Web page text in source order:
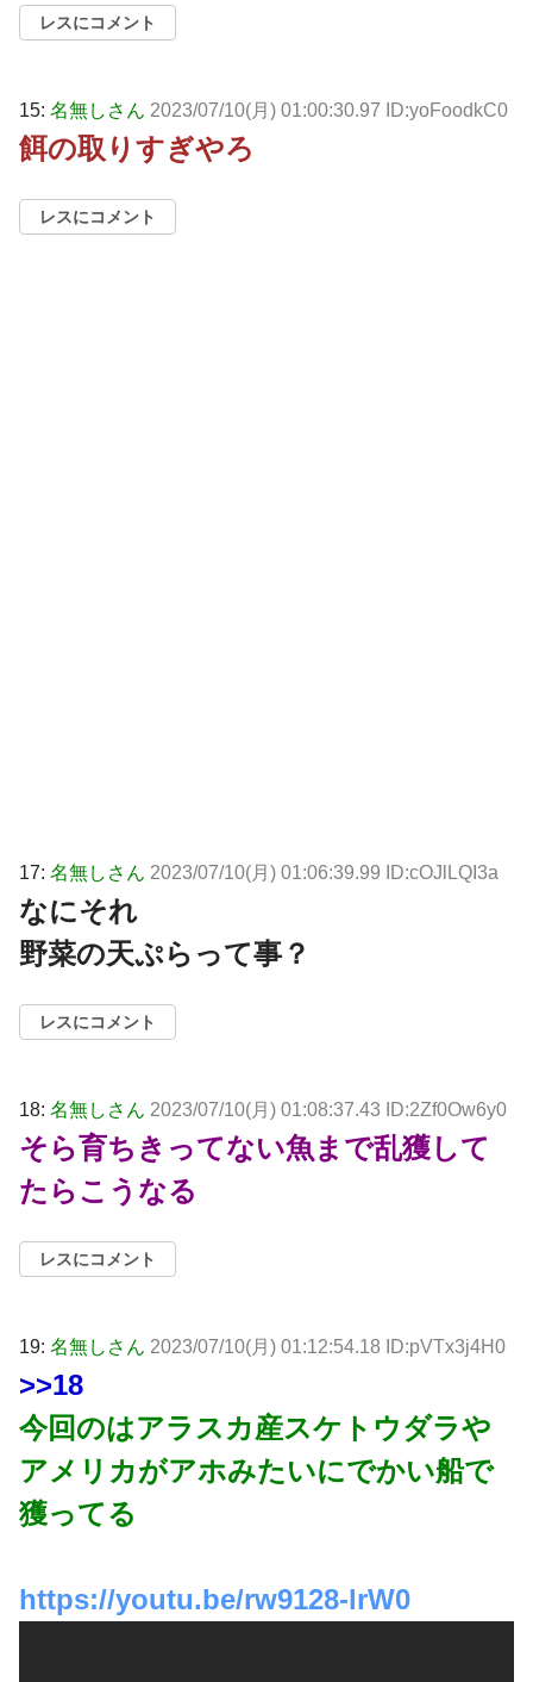
レスにコメント
15: 名無しさん 2023/07/10(月) 01:00:30.97 ID:yoFoodkC0
餌の取りすぎやろ
レスにコメント
17: 名無しさん 2023/07/10(月) 01:06:39.99 ID:cOJlLQI3a
なにそれ
野菜の天ぷらって事？
レスにコメント
18: 名無しさん 2023/07/10(月) 01:08:37.43 ID:2Zf0Ow6y0
そら育ちきってない魚まで乱獲して
たらこうなる
レスにコメント
19: 名無しさん 2023/07/10(月) 01:12:54.18 ID:pVTx3j4H0
>>18
今回のはアラスカ産スケトウダラや
アメリカがアホみたいにでかい船で
獲ってる
https://youtu.be/rw9128-lrW0